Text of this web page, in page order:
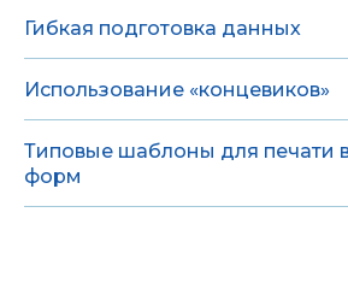
Гибкая подготовка данных
Использование «концевиков»
Типовые шаблоны для печати
форм